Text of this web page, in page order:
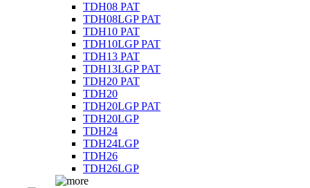
TDH08 PAT
TDH08LGP PAT
TDH10 PAT
TDH10LGP PAT
TDH13 PAT
TDH13LGP PAT
TDH20 PAT
TDH20
TDH20LGP PAT
TDH20LGP
TDH24
TDH24LGP
TDH26
TDH26LGP